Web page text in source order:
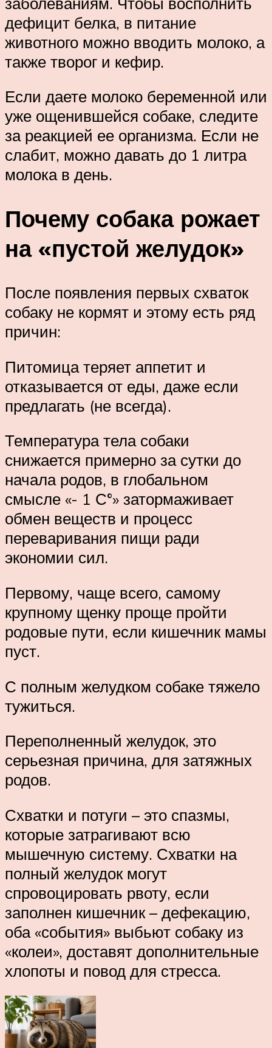
дефицит белка, в питание
животного можно вводить молоко, а
также творог и кефир.
Если даете молоко беременной или
уже ощенившейся собаке, следите
за реакцией ее организма. Если не
слабит, можно давать до 1 литра
молока в день.
Почему собака рожает
на «пустой желудок»
После появления первых схваток
собаку не кормят и этому есть ряд
причин:
Питомица теряет аппетит и
отказывается от еды, даже если
предлагать (не всегда).
Температура тела собаки
снижается примерно за сутки до
начала родов, в глобальном
смысле «- 1 С°» затормаживает
обмен веществ и процесс
переваривания пищи ради
экономии сил.
Первому, чаще всего, самому
крупному щенку проще пройти
родовые пути, если кишечник мамы
пуст.
С полным желудком собаке тяжело
тужиться.
Переполненный желудок, это
серьезная причина, для затяжных
родов.
Схватки и потуги – это спазмы,
которые затрагивают всю
мышечную систему. Схватки на
полный желудок могут
спровоцировать рвоту, если
заполнен кишечник – дефекацию,
оба «события» выбьют собаку из
«колеи», доставят дополнительные
хлопоты и повод для стресса.